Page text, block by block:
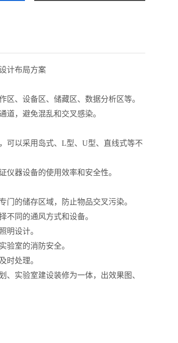
计布局方案
、设备区、储藏区、数据分析区等。
道，避免混乱和交叉感染。
可以采用岛式、L型、U型、直线式等不
仪器设备的使用效率和安全性。
的储存区域，防止物品交叉污染。
不同的通风方式和设备。
明设计。
验室的消防安全。
时处理。
实验室建设装修为一体，出效果图、